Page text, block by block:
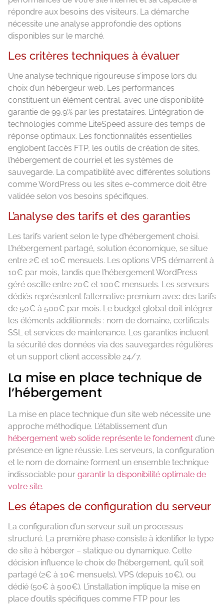
répondre aux besoins des visiteurs. La démarche
nécessite une analyse approfondie des options
disponibles sur le marché.
Les critères techniques à évaluer
Une analyse technique rigoureuse s’impose lors du
choix d’un hébergeur web. Les performances
constituent un élément central, avec une disponibilité
garantie de 99,9% par les prestataires. L’intégration de
technologies comme LiteSpeed assure des temps de
réponse optimaux. Les fonctionnalités essentielles
englobent l’accès FTP, les outils de création de sites,
l’hébergement de courriel et les systèmes de
sauvegarde. La compatibilité avec différentes solutions
comme WordPress ou les sites e-commerce doit être
validée selon vos besoins spécifiques.
L’analyse des tarifs et des garanties
Les tarifs varient selon le type d’hébergement choisi.
L’hébergement partagé, solution économique, se situe
entre 2€ et 10€ mensuels. Les options VPS démarrent à
10€ par mois, tandis que l’hébergement WordPress
géré oscille entre 20€ et 100€ mensuels. Les serveurs
dédiés représentent l’alternative premium avec des tarifs
de 50€ à 500€ par mois. Le budget global doit intégrer
les éléments additionnels : nom de domaine, certificats
SSL et services de maintenance. Les garanties incluent
la sécurité des données via des sauvegardes régulières
et un support client accessible 24/7.
La mise en place technique de
l’hébergement
La mise en place technique d’un site web nécessite une
approche méthodique. L’établissement d’un
hébergement web solide représente le fondement d’une
présence en ligne réussie. Les serveurs, la configuration
et le nom de domaine forment un ensemble technique
indissociable pour garantir la disponibilité optimale de
votre site.
Les étapes de configuration du serveur
La configuration d’un serveur suit un processus
structuré. La première phase consiste à identifier le type
de site à héberger – statique ou dynamique. Cette
décision influence le choix de l’hébergement, qu’il soit
partagé (2€ à 10€ mensuels), VPS (depuis 10€), ou
dédié (50€ à 500€). L’installation implique la mise en
place d’outils spécifiques comme FTP pour les